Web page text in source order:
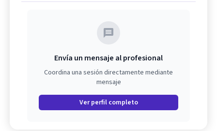
Envía un mensaje al profesional
Coordina una sesión directamente mediante
mensaje
Ver perfil completo